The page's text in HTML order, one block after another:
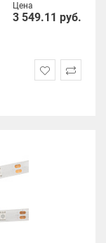
Цена
3 549.11 руб.